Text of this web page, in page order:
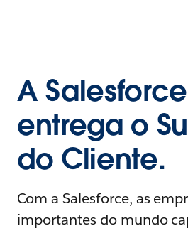
A Salesforce
entrega o
do Cliente.
Com a Salesforce, as
importantes do mundo